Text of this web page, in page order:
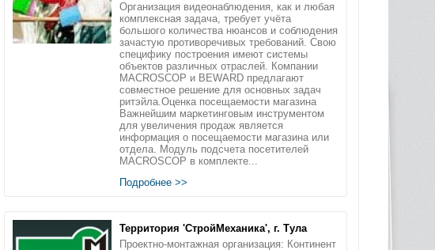
Организация видеонаблюдения, как и любая
комплексная задача, требует учёта
большого количества нюансов и соблюдения
зачастую противоречивых требований. Свою
специфику построения имеют системы
объектов различных отраслей. Компании
MACROSCOP и BEWARD предлагают
совместное решение для основных задач
ритэйла.Оценка посещаемости магазина
Важнейшим маркетинговым инструментом
для увеличения продаж является
информация о посещаемости магазина или
отдела. Модуль подсчета посетителей
MACROSCOP в комплекте...
Подробнее >>
Территория 'СтройМеханика', г. Тула
Проектно-монтажная организация: Континент